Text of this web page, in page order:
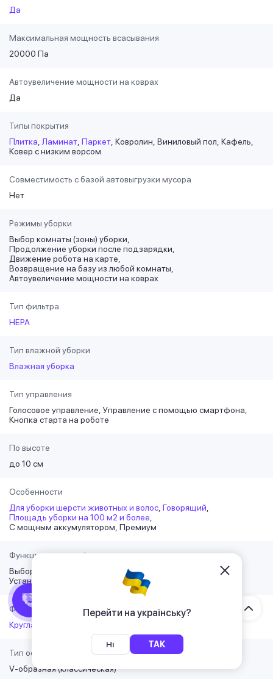
Перейти на українську?
Ні ТАК
Да
Максимальная мощность всасывания
20000 Па
Автоувеличение мощности на коврах
Да
Типы покрытия
Плитка Ламинат Паркет Ковролин Виниловый пол Кафель
Ковер с низким ворсом
Совместимость с базой автовыгрузки мусора
Нет
Режимы уборки
Выбор комнаты (зоны) уборки
Продолжение уборки после подзарядки
Движение робота на карте
Возвращение на базу из любой комнаты
Автоувеличение мощности на коврах
Тип фильтра
HEPA
Тип влажной уборки
Влажная уборка
Тип управления
Голосовое управление Управление с помощью смартфона
Кнопка старта на роботе
По высоте
до 10 см
Особенности
Для уборки шерсти животных и волос Говорящий
Площадь уборки на 100 м2 и более
С мощным аккумулятором Премиум
Функции со смартфона
Выбор территории-комнат для уборки
Установка виртуальной стены
Форма
Круглая
Тип основной щетки
V-образная (классическая)